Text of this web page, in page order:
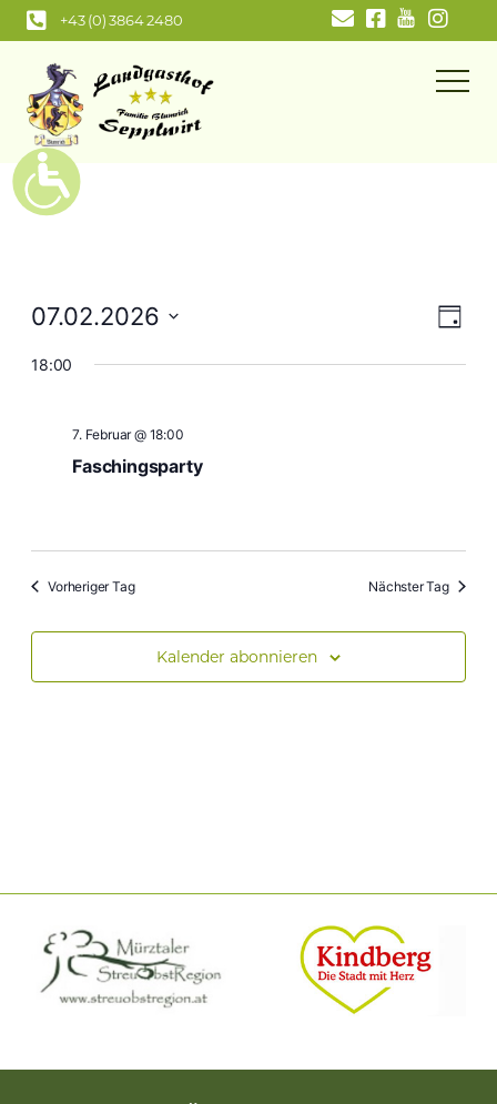
Zum
Inhalt
springen
+43 (0) 3864 2480
Tag
07.02.2026
wählen.
18:00
7. Februar @ 18:00
Faschingsparty
Vorheriger Tag Nächster Tag
Kalender abonnieren